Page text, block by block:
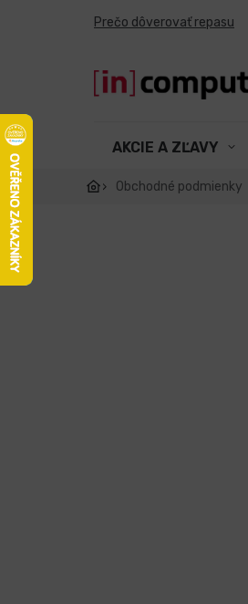
Prečo dôverovať repasu
AKCIE A ZĽAVY
Obchodné podmienky